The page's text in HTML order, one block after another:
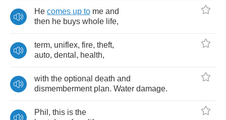
He comes up to me and
then he buys whole life,
term, uniflex, fire, theft,
auto, dental , health,
with the optional death and
dismemberment plan. Water damage.
Phil , this is the